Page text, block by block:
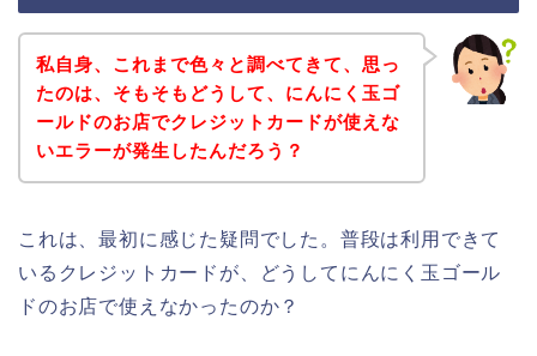
私自身、これまで色々と調べてきて、思っ
たのは、そもそもどうして、にんにく玉ゴ
ールドのお店でクレジットカードが使えな
いエラーが発生したんだろう？
これは、最初に感じた疑問でした。普段は利用できて
いるクレジットカードが、どうしてにんにく玉ゴール
ドのお店で使えなかったのか？